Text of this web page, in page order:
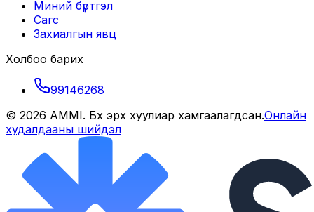
Миний бүртгэл
Сагс
Захиалгын явц
Холбоо барих
99146268
© 2026 AMMI. Бүх эрх хуулиар хамгаалагдсан.Онлайн
худалдааны шийдэл